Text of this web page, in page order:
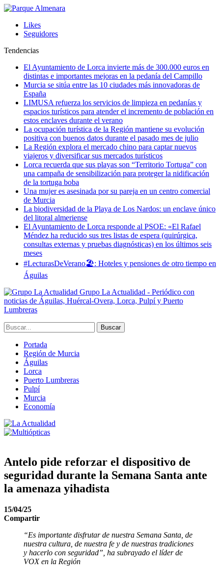
Likes
Seguidores
Tendencias
El Ayuntamiento de Lorca invierte más de 300.000 euros en
distintas e importantes mejoras en la pedanía del Campillo
Murcia se sitúa entre las 10 ciudades más innovadoras de
España
LIMUSA refuerza los servicios de limpieza en pedanías y
espacios turísticos para atender el incremento de población en
estos enclaves durante el verano
La ocupación turística de la Región mantiene su evolución
positiva con buenos datos durante el pasado mes de julio
La Región explora el mercado chino para captar nuevos
viajeros y diversificar sus mercados turísticos
Lorca recuerda que sus playas son “Territorio Tortuga” con
una campaña de sensibilización para proteger la nidificación
de la tortuga boba
Una mujer es asesinada por su pareja en un centro comercial
de Murcia
La biodiversidad de la Playa de Los Nardos: un enclave único
del litoral almeriense
El Ayuntamiento de Lorca responde al PSOE: «El Rafael
Méndez ha reducido sus tres listas de espera (quirúrgica,
consultas externas y pruebas diagnósticas) en los últimos seis
meses
#LecturasDeVerano🏖: Hoteles y pensiones de otro tiempo en
Águilas
Grupo La Actualidad - Periódico con
noticias de Águilas, Huércal-Overa, Lorca, Pulpí y Puerto
Lumbreras
Portada
Región de Murcia
Águilas
Lorca
Puerto Lumbreras
Pulpí
Murcia
Economía
Antelo pide reforzar el dispositivo de
seguridad durante la Semana Santa ante
la amenaza yihadista
15/04/25
Compartir
“Es importante disfrutar de nuestra Semana Santa, de
nuestra cultura, de nuestra fe y de nuestras tradiciones
y hacerlo con seguridad”, ha subrayado el líder de
VOX en la Región